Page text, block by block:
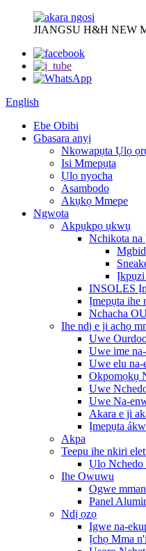
JIANGSU H&H NEW
English
Ebe Obibi
Gbasara anyị
Nkọwapụta Ụlọ
Isi Mmepụta
Ụlọ nyocha
Asambodo
Akụkọ Mmepe
Ngwọta
Akpụkpọ ụkwụ
Nchikota
INSOLES
Ịmepụta ihe
Nchacha
Ihe ndị e ji achọ
Uwe
Uwe ime
Uwe elu na-
Okpomọkụ
Uwe
Uwe Na-
Akara e ji
Ịmepụta
Akpa
Teepu ihe nkiri
Ụlọ Nchedo
Ihe Owuwu
Ogwe
Panel
Ndị ọzọ
Igwe na-
Ịchọ Mma